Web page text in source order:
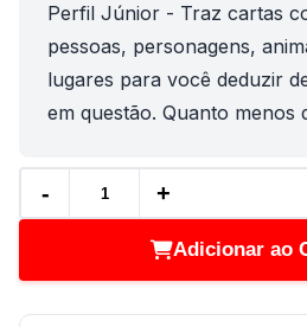
Perfil Júnior - Traz cartas
pessoas, personagens,
lugares para você deduzir
em questão. Quanto menos
- +
Adicionar ao